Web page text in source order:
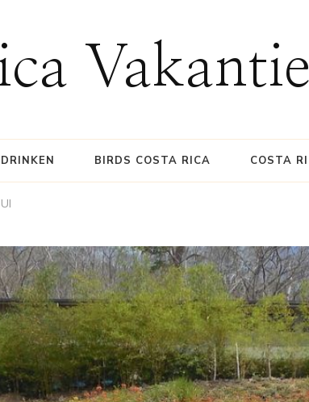
BIRDS COSTA RICA COSTA